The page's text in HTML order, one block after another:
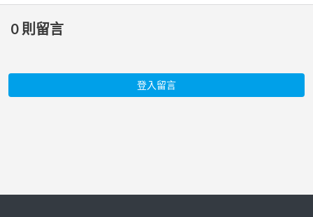
0 則留言
登入留言